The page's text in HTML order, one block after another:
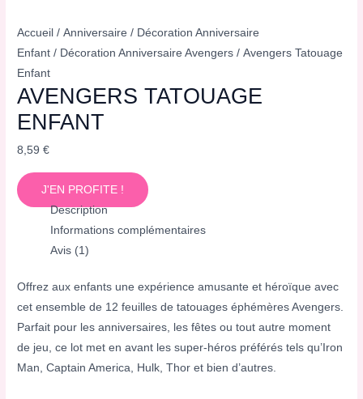
Accueil /Anniversaire / Décoration Anniversaire
Enfant / Décoration Anniversaire Avengers / Avengers Tatouage
Enfant
AVENGERS TATOUAGE
ENFANT
8,59€
J'EN PROFITE !
Description
Informations complémentaires
Avis (1)
Offrez aux enfants une expérience amusante et héroïque avec
cet ensemble de 12 feuilles de tatouages éphémères Avengers.
Parfait pour les anniversaires, les fêtes ou tout autre moment
de jeu, ce lot met en avant les super-héros préférés tels qu’Iron
Man, Captain America, Hulk, Thor et bien d’autres.